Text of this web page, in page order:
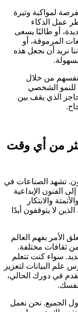
لمواكبة وتيرة
عمل الذكاء
أو طالبًا يسعى
المرموقة، أو
نريد أن نجعل هذه
من خلال
للنمو الشخصي
الذي يقف بين
من أي وقت
تشهد الصناعات في
الفنون الإبداعية
والابتكار
لا يتوقفون أبدًا
الأمر بفهم العالم
ثقافات مختلفة.
سواء كنت تتعلم
علم البيانات لتعزيز
في دورك الحالي،
نفسك.
الجميع. نحن نعمل